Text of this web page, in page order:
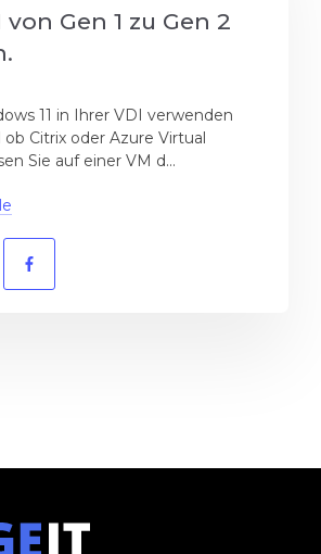
Gen 1 zu Gen 2
11 in Ihrer VDI verwenden
Citrix oder Azure Virtual
Sie auf einer VM d...